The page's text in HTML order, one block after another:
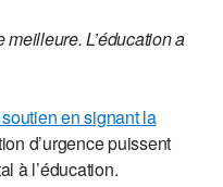
meilleure. L’éducation a
en signant la
d’urgence puissent
à l’éducation.